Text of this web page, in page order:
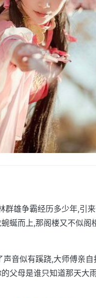
雄争霸经历多少年,引
蜒而上,那阁楼又不似阁
音似有蹊跷,大师傅亲
父母是谁只知道那天大